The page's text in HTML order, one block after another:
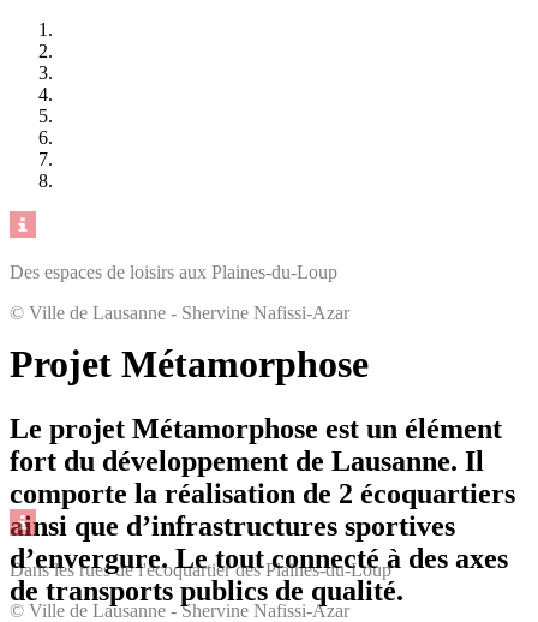
Des espaces de loisirs aux Plaines-du-Loup
© Ville de Lausanne - Shervine Nafissi-Azar
Dans les rues de l'écoquartier des Plaines-du-Loup
© Ville de Lausanne - Shervine Nafissi-Azar
Projet Métamorphose
Le projet Métamorphose est un élément
fort du développement de Lausanne. Il
comporte la réalisation de 2 écoquartiers
ainsi que d’infrastructures sportives
d’envergure. Le tout connecté à des axes
de transports publics de qualité.